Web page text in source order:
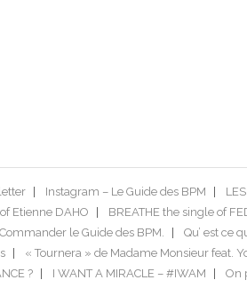
Instagram – Le Guide des BPM
Etienne DAHO BREATHE the single of
Commander le Guide des BPM. Qu’ est ce
« Tournera » de Madame Monsieur feat.
?
I WANT A MIRACLE – #IWAM On